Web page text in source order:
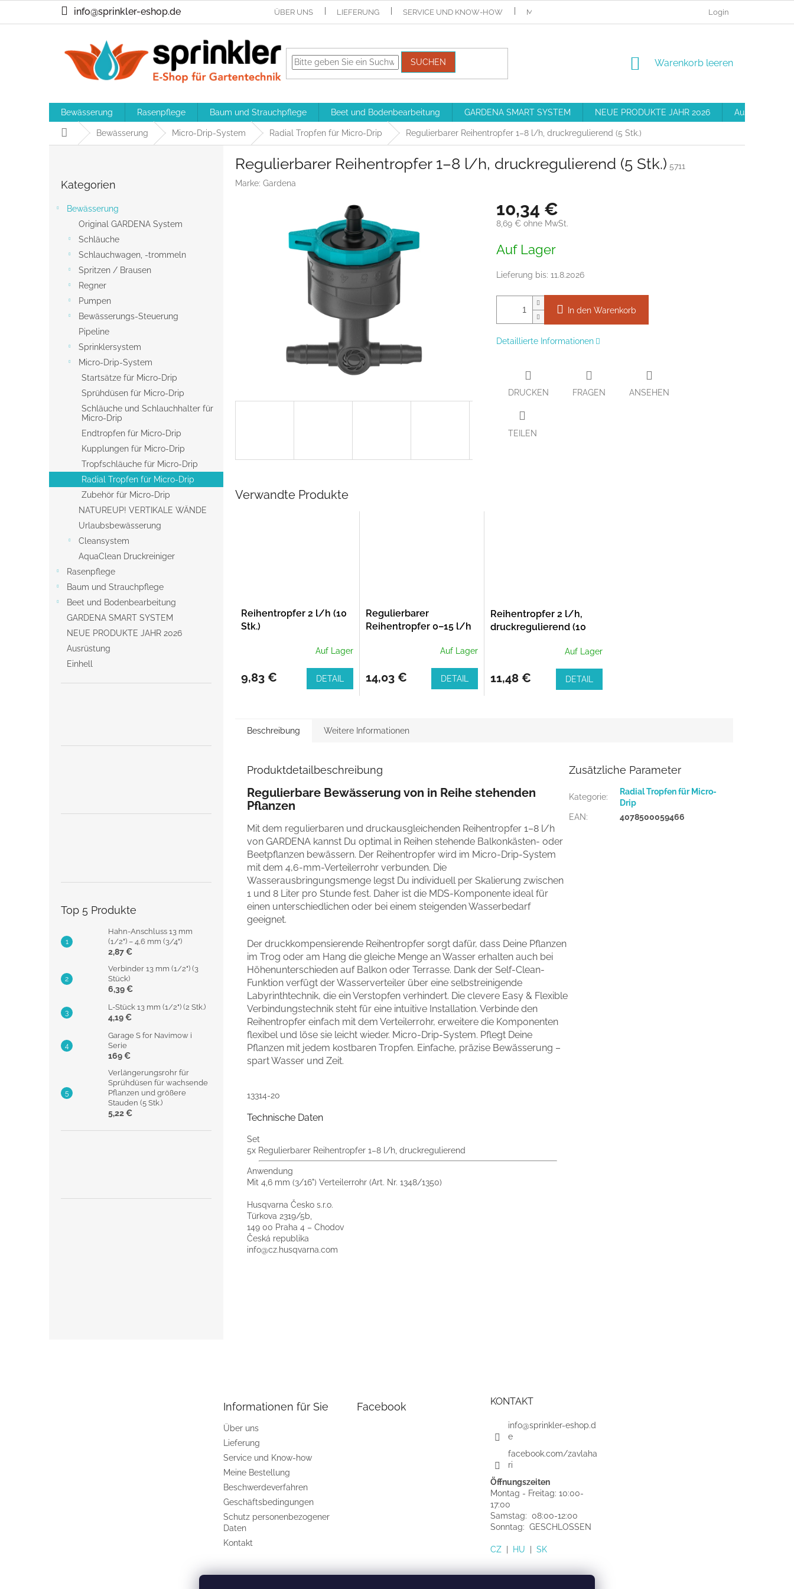
springen
info@sprinkler-eshop.de ÜBER UNS LIEFERUNG SERVICE UND KNOW-HOW MEINE BESTELLUNG BESCHWERDEVERFAHREN
Login
SUCHEN WARENKORB
Warenkorb leeren
Bewässerung Rasenpflege Baum und Strauchpflege Beet und Bodenbearbeitung GARDENA SMART SYSTEM NEUE PRODUKTE JAHR 2026 Ausrüstung
StartseiteBewässerung Micro-Drip-System Radial Tropfen für Micro-Drip Regulierbarer Reihentropfer 1–8 l/h, druckregulierend (5 Stk.)
überspringen
Kategorien
Bewässerung
Original GARDENA System
Schläuche
Schlauchwagen, -trommeln
Spritzen / Brausen
Regner
Pumpen
Bewässerungs-Steuerung
Pipeline
Sprinklersystem
Micro-Drip-System
Startsätze für Micro-Drip
Sprühdüsen für Micro-Drip
Schläuche und Schlauchhalter für
Micro-Drip
Endtropfen für Micro-Drip
Kupplungen für Micro-Drip
Tropfschläuche für Micro-Drip
Radial Tropfen für Micro-Drip
Zubehör für Micro-Drip
NATUREUP! VERTIKALE WÄNDE
Urlaubsbewässerung
Cleansystem
AquaClean Druckreiniger
Rasenpflege
Baum und Strauchpflege
Beet und Bodenbearbeitung
GARDENA SMART SYSTEM
NEUE PRODUKTE JAHR 2026
Ausrüstung
Einhell
Top 5 Produkte
Hahn-Anschluss 13 mm
(1/2") – 4,6 mm (3/4")
2,87 €
Verbinder 13 mm (1/2") (3
Stück)
6,39 €
L-Stück 13 mm (1/2") (2 Stk.)
4,19 €
Garage S for Navimow i
Serie
169 €
Verlängerungsrohr für
Sprühdüsen für wachsende
Pflanzen und größere
Stauden (5 Stk.)
5,22 €
Regulierbarer Reihentropfer 1–8 l/h, druckregulierend (5 Stk.) 5711
Marke: Gardena
10,34 €
8,69 € ohne MwSt.
Auf Lager
Lieferung bis: 11.8.2026
In den Warenkorb
Detaillierte Informationen
DRUCKEN FRAGEN ANSEHEN
TEILEN
Verwandte Produkte
Reihentropfer 2 l/h (10
Stk.)
Auf Lager
9,83 € DETAIL
Regulierbarer
Reihentropfer 0–15 l/h
Auf Lager
14,03 € DETAIL
Reihentropfer 2 l/h,
druckregulierend (10
Auf Lager
11,48 € DETAIL
Beschreibung Weitere Informationen
Produktdetailbeschreibung
Regulierbare Bewässerung von in Reihe stehenden
Pflanzen
Mit dem regulierbaren und druckausgleichenden Reihentropfer 1–8 l/h
von GARDENA kannst Du optimal in Reihen stehende Balkonkästen- oder
Beetpflanzen bewässern. Der Reihentropfer wird im Micro-Drip-System
mit dem 4,6-mm-Verteilerrohr verbunden. Die
Wasserausbringungsmenge legst Du individuell per Skalierung zwischen
1 und 8 Liter pro Stunde fest. Daher ist die MDS-Komponente ideal für
einen unterschiedlichen oder bei einem steigenden Wasserbedarf
geeignet.
Der druckkompensierende Reihentropfer sorgt dafür, dass Deine Pflanzen
im Trog oder am Hang die gleiche Menge an Wasser erhalten auch bei
Höhenunterschieden auf Balkon oder Terrasse. Dank der Self-Clean-
Funktion verfügt der Wasserverteiler über eine selbstreinigende
Labyrinthtechnik, die ein Verstopfen verhindert. Die clevere Easy & Flexible
Verbindungstechnik steht für eine intuitive Installation. Verbinde den
Reihentropfer einfach mit dem Verteilerrohr, erweitere die Komponenten
flexibel und löse sie leicht wieder. Micro-Drip-System. Pflegt Deine
Pflanzen mit jedem kostbaren Tropfen. Einfache, präzise Bewässerung –
spart Wasser und Zeit.
13314-20
Technische Daten
Set
5x Regulierbarer Reihentropfer 1–8 l/h, druckregulierend
Anwendung
Mit 4,6 mm (3/16") Verteilerrohr (Art. Nr. 1348/1350)
Husqvarna Česko s.r.o.
Türkova 2319/5b,
149 00 Praha 4 – Chodov
Česká republika
info@cz.husqvarna.com
Zusätzliche Parameter
Kategorie:
Radial Tropfen für Micro-
Drip
EAN: 4078500059466
Informationen für Sie
Über uns
Lieferung
Service und Know-how
Meine Bestellung
Beschwerdeverfahren
Geschäftsbedingungen
Schutz personenbezogener
Daten
Kontakt
Facebook KONTAKT
info@sprinkler-eshop.d
e
facebook.com/zavlaha
ri
Öffnungszeiten
Montag - Freitag: 10:00-
17:00
Samstag: 08:00-12:00
Sonntag: GESCHLOSSEN
CZ| HU SK